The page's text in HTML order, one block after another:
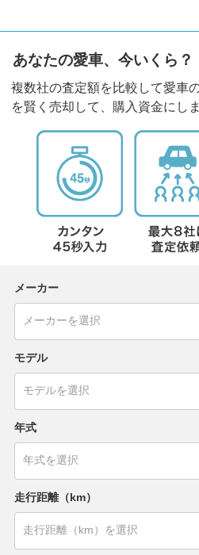
あなたの愛車、今いくら？
複数社の査定額を比較して愛車
を賢く売却して、購入資金にし
メーカー
モデル
年式
走行距離（km）